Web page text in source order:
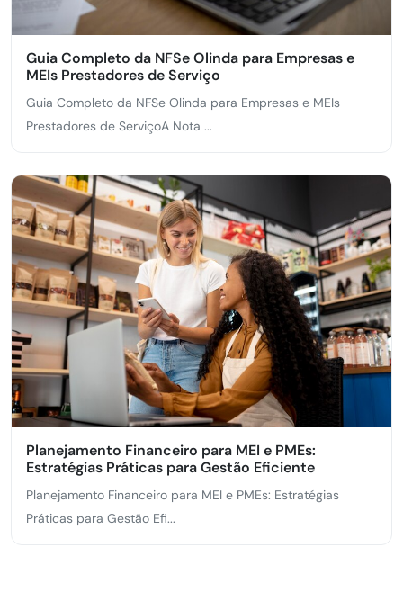
Guia Completo da NFSe Olinda para Empresas e
MEIs Prestadores de Serviço
Guia Completo da NFSe Olinda para Empresas e MEIs
Prestadores de ServiçoA Nota ...
Planejamento Financeiro para MEI e PMEs:
Estratégias Práticas para Gestão Eficiente
Planejamento Financeiro para MEI e PMEs: Estratégias
Práticas para Gestão Efi...